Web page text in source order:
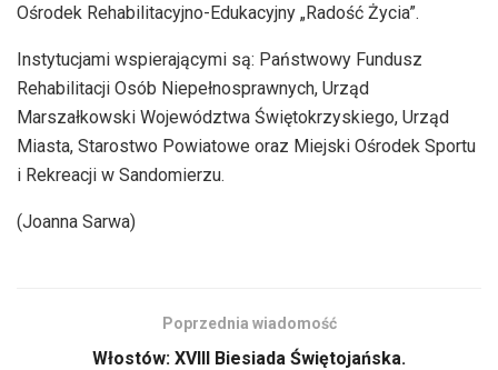
Ośrodek Rehabilitacyjno-Edukacyjny „Radość Życia”.
Instytucjami wspierającymi są: Państwowy Fundusz
Rehabilitacji Osób Niepełnosprawnych, Urząd
Marszałkowski Województwa Świętokrzyskiego, Urząd
Miasta, Starostwo Powiatowe oraz Miejski Ośrodek Sportu
i Rekreacji w Sandomierzu.
(Joanna Sarwa)
Poprzednia wiadomość
Włostów: XVIII Biesiada Świętojańska.